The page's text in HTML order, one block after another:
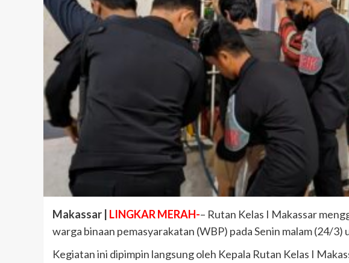
Makassar | LINGKAR MERAH-– Rutan Kelas I Makassar
warga binaan pemasyarakatan (WBP) pada Senin malam (24/3)
Kegiatan ini dipimpin langsung oleh Kepala Rutan Kelas I